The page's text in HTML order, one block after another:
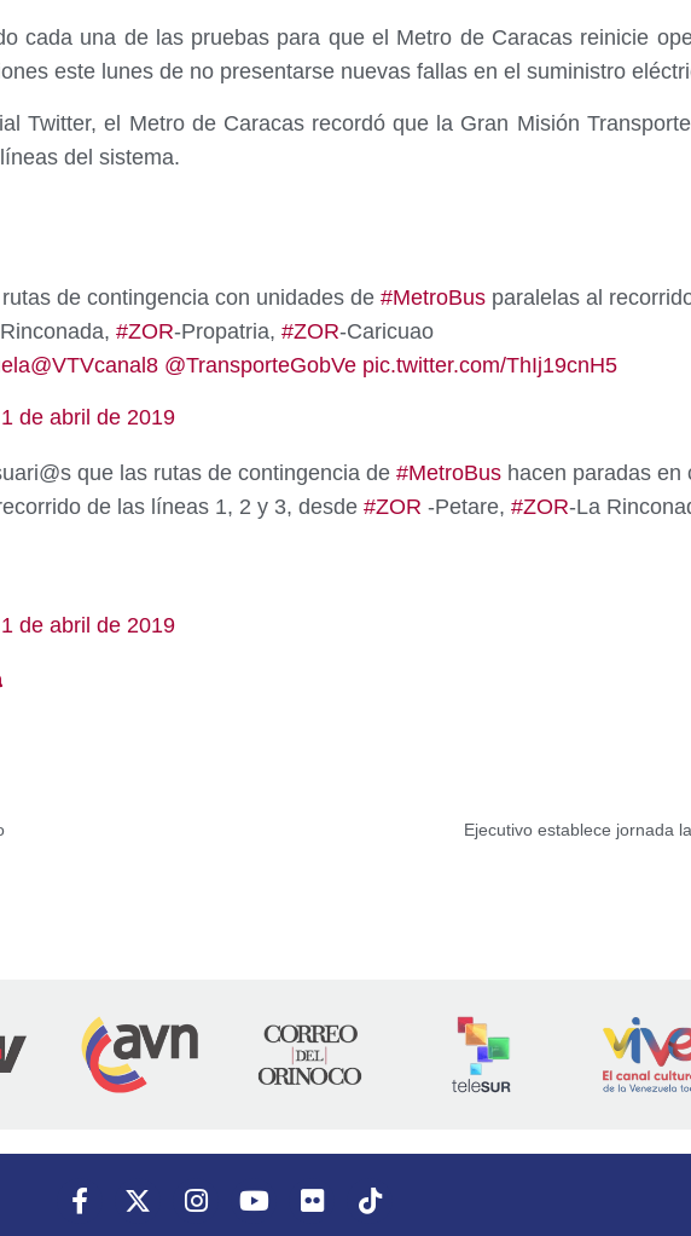
cada una de las pruebas para que el Metro de Caracas reinicie
este lunes de no presentarse nuevas fallas en el suministro
Twitter, el Metro de Caracas recordó que la Gran Misión
del sistema.
de contingencia con unidades de #MetroBus paralelas al
#ZOR-Propatria, #ZOR-Caricuao
@VTVcanal8 @TransporteGobVe pic.twitter.com/ThIj19cnH5
1 de abril de 2019
que las rutas de contingencia de #MetroBus hacen paradas en
de las líneas 1, 2 y 3, desde #ZOR -Petare, #ZOR-La
1 de abril de 2019
Ejecutivo establece jornada